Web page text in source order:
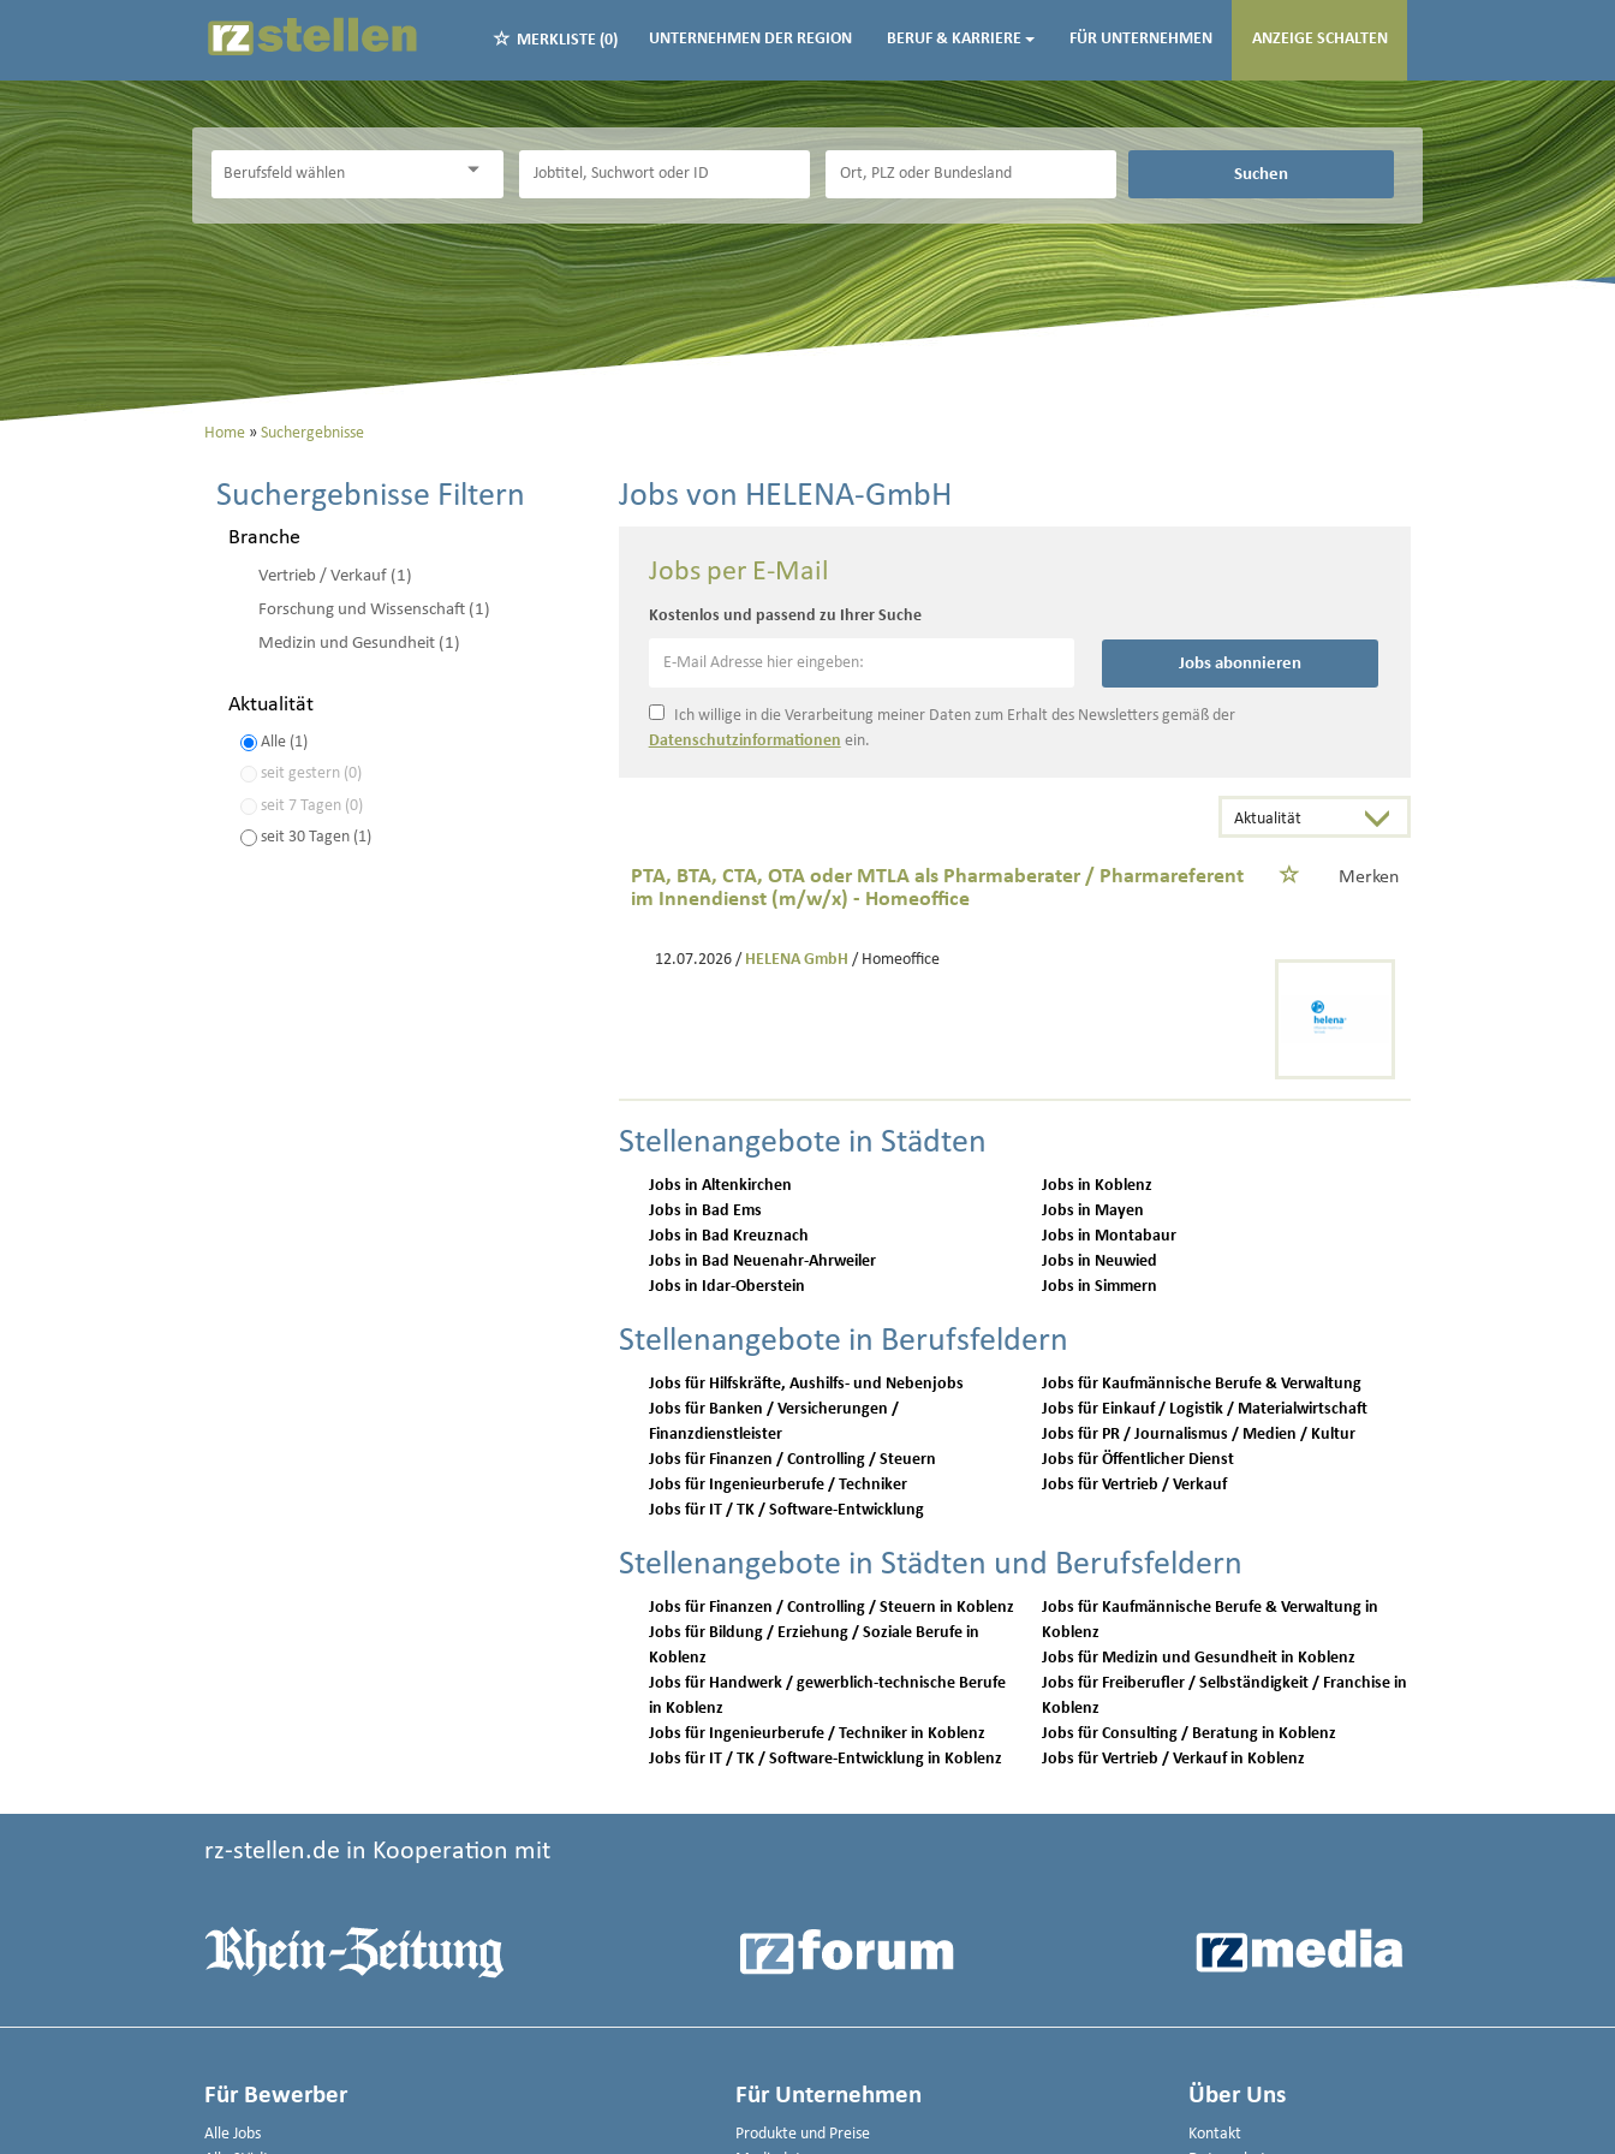
MERKLISTE (0) UNTERNEHMEN DER REGION BERUF & KARRIERE FÜR UNTERNEHMEN ANZEIGE SCHALTEN
Suchen
Home Suchergebnisse
Suchergebnisse Filtern
Branche
Vertrieb / Verkauf (1)
Forschung und Wissenschaft (1)
Medizin und Gesundheit (1)
Aktualität
Alle (1)
seit gestern (0)
seit 7 Tagen (0)
seit 30 Tagen (1)
Jobs von HELENA-GmbH
Jobs per E-Mail
Kostenlos und passend zu Ihrer Suche
Jobs abonnieren
Ich willige in die Verarbeitung meiner Daten zum Erhalt des Newsletters gemäß der
Datenschutzinformationen ein.
PTA, BTA, CTA, OTA oder MTLA als Pharmaberater / Pharmareferent
im Innendienst (m/w/x) - Homeoffice
Merken
12.07.2026 / HELENA GmbH / Homeoffice
Stellenangebote in Städten
Jobs in Altenkirchen
Jobs in Bad Ems
Jobs in Bad Kreuznach
Jobs in Bad Neuenahr-Ahrweiler
Jobs in Idar-Oberstein
Jobs in Koblenz
Jobs in Mayen
Jobs in Montabaur
Jobs in Neuwied
Jobs in Simmern
Stellenangebote in Berufsfeldern
Jobs für Hilfskräfte, Aushilfs- und Nebenjobs
Jobs für Banken / Versicherungen /
Finanzdienstleister
Jobs für Finanzen / Controlling / Steuern
Jobs für Ingenieurberufe / Techniker
Jobs für IT / TK / Software-Entwicklung
Jobs für Kaufmännische Berufe & Verwaltung
Jobs für Einkauf / Logistik / Materialwirtschaft
Jobs für PR / Journalismus / Medien / Kultur
Jobs für Öffentlicher Dienst
Jobs für Vertrieb / Verkauf
Stellenangebote in Städten und Berufsfeldern
Jobs für Finanzen / Controlling / Steuern in Koblenz
Jobs für Bildung / Erziehung / Soziale Berufe in
Koblenz
Jobs für Handwerk / gewerblich-technische Berufe
in Koblenz
Jobs für Ingenieurberufe / Techniker in Koblenz
Jobs für IT / TK / Software-Entwicklung in Koblenz
Jobs für Kaufmännische Berufe & Verwaltung in
Koblenz
Jobs für Medizin und Gesundheit in Koblenz
Jobs für Freiberufler / Selbständigkeit / Franchise in
Koblenz
Jobs für Consulting / Beratung in Koblenz
Jobs für Vertrieb / Verkauf in Koblenz
rz-stellen.de in Kooperation mit
Für Bewerber
Alle Jobs
Für Unternehmen
Produkte und Preise
Über Uns
Kontakt